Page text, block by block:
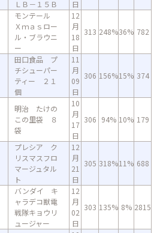
ＬＢ－１５Ｂ 日
モンテール
Ｘｍａｓロー
ル・ブラウニ
ー
12
月
18
日
313 248%36% 782
田口食品 プ
チシューパー
ティー ２１
個
11
月
09
日
306 156%15% 374
明治 たけの
この里袋 ８
袋
10
月
17
日
306 94% 10% 179
プレシア ク
リスマスフロ
マージュタル
ト
12
月
21
日
305 318%11% 688
バンダイ キ
ャラデコ獣電
戦隊キョウリ
ュージャー
12
月
02
日
303 135% 8% 2815